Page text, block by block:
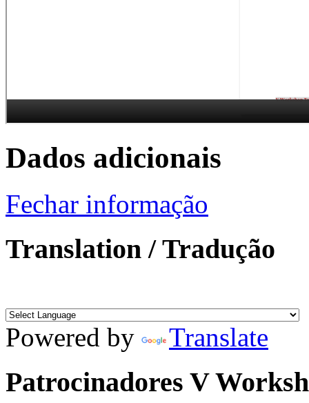
Dados adicionais
Fechar informação
Translation / Tradução
Powered by Translate
Patrocinadores V